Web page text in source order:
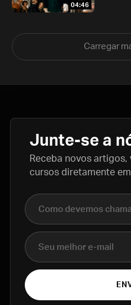
04:46
Carregar
Junte-se a
Receba novos
cursos diretamente
Nome completo
E-mail